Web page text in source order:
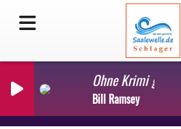
Ohne Krimi geht
Bill Ramsey